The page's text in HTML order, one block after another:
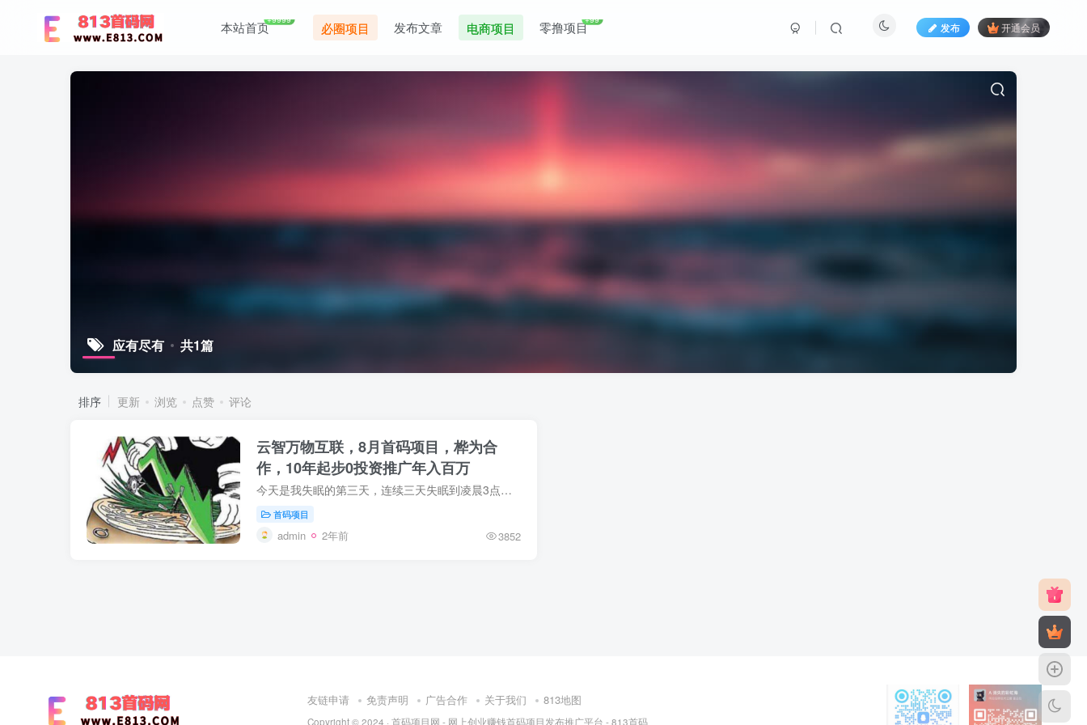
本站首页+9999
必圈项目 发布文章 电商项目 零撸项目+99
发布 开通会员
应有尽有 共1篇
排序 更新 浏览 点赞 评论
云智万物互联，8月首码项目，桦为合
作，10年起步0投资推广年入百万
今天是我失眠的第三天，连续三天失眠到凌晨3点多睡不着，准确的来说不是失眠是兴奋的睡不着。本人全职互联网行业十几年，本科毕业后就开始全职做互联网，这些年来大大小小考察过参与过几十个项...
首码项目
admin 2年前 3852
友链申请 免责声明 广告合作 关于我们 813地图
Copyright © 2024 · 首码项目网 - 网上创业赚钱首码项目发布推广平台 - 813首码